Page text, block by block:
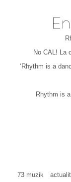
No CAL! La
‘Rhythm is a
Rhythm is
73 muzik